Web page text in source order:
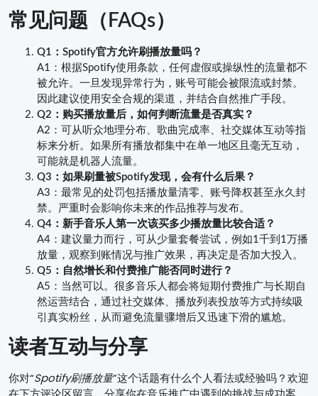
常见问题（FAQs）
Q1：Spotify官方允许刷播放量吗？
A1：根据Spotify使用条款，任何虚假或操纵性的流量都不
被允许。一旦发现异常行为，账号可能会被限流或封禁。
因此建议使用安全合规的渠道，并结合自然推广手段。
Q2：购买播放量后，如何判断流量是否真实？
A2：可从听众地理分布、歌曲完成率、社交媒体互动等指
标来分析。如果所有播放都集中在单一地区且毫无互动，
可能就是机器人流量。
Q3：如果刷量被Spotify发现，会有什么后果？
A3：最常见的处罚包括播放量清零、账号降权甚至永久封
禁。严重时会影响你未来的作品推荐与发布。
Q4：新手音乐人第一次该买多少播放量比较合适？
A4：建议量力而行，可从少量套餐尝试，例如1千到1万播
放量，观察到账情况与推广效果，再决定是否加大投入。
Q5：自然增长和付费推广能否同时进行？
A5：当然可以。很多音乐人都会将短期付费推广与长期自
然运营结合，通过社交媒体、播放列表投放等方式持续吸
引真实粉丝，从而避免流量骤增后又迅速下滑的尴尬。
读者互动与分享
你对“Spotify刷播放量”这个话题有什么个人看法或经验吗？欢迎